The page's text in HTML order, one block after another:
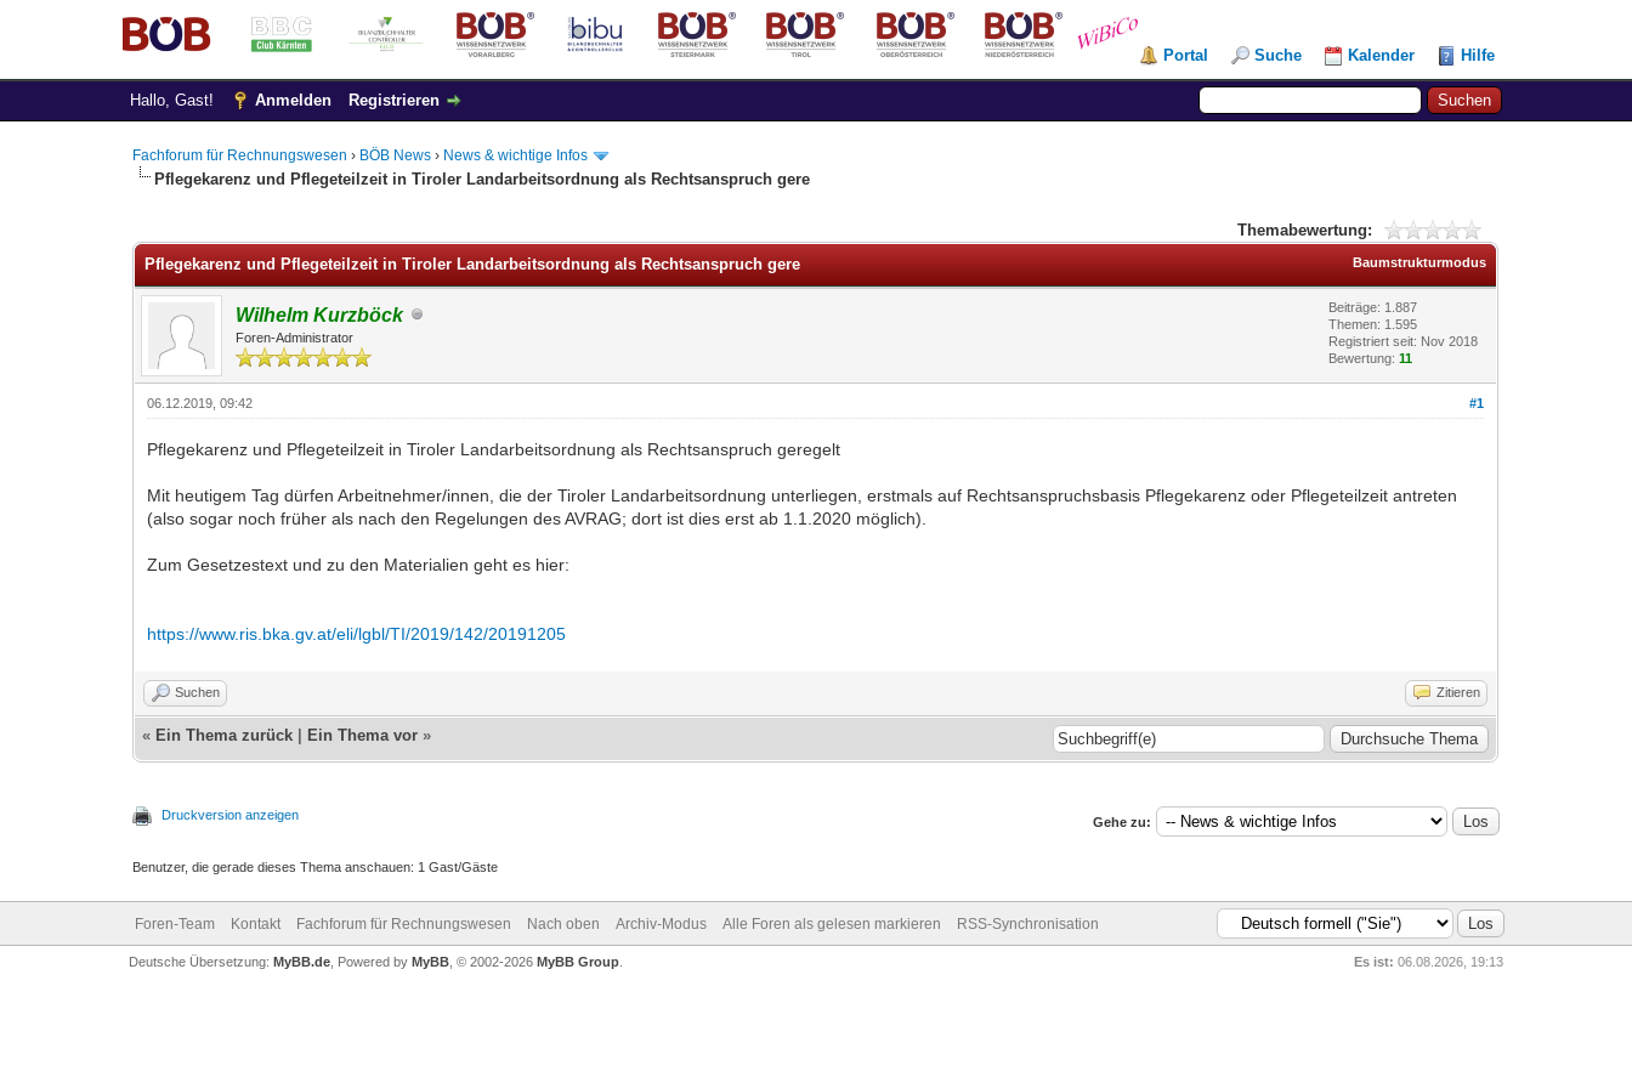
Portal Suche Kalender Hilfe
Hallo, Gast! Anmelden Registrieren
Fachforum für Rechnungswesen › BÖB News › News & wichtige Infos
Pflegekarenz und Pflegeteilzeit in Tiroler Landarbeitsordnung als Rechtsanspruch gere
Themabewertung:
Baumstrukturmodus
Pflegekarenz und Pflegeteilzeit in Tiroler Landarbeitsordnung als Rechtsanspruch gere
Wilhelm Kurzböck
Foren-Administrator
Beiträge: 1.887
Themen: 1.595
Registriert seit: Nov 2018
Bewertung:11
#1
06.12.2019, 09:42
Pflegekarenz und Pflegeteilzeit in Tiroler Landarbeitsordnung als Rechtsanspruch geregelt
Mit heutigem Tag dürfen Arbeitnehmer/innen, die der Tiroler Landarbeitsordnung unterliegen, erstmals auf Rechtsanspruchsbasis Pflegekarenz oder Pflegeteilzeit antreten
(also sogar noch früher als nach den Regelungen des AVRAG; dort ist dies erst ab 1.1.2020 möglich).
Zum Gesetzestext und zu den Materialien geht es hier:
https://www.ris.bka.gv.at/eli/lgbl/TI/2019/142/20191205
Suchen Zitieren
« Ein Thema zurück Ein Thema vor »
Druckversion anzeigen Gehe zu:
Benutzer, die gerade dieses Thema anschauen: 1 Gast/Gäste
Foren-Team Kontakt Fachforum für Rechnungswesen Nach oben Archiv-Modus Alle Foren als gelesen markieren RSS-Synchronisation
Es ist: 06.08.2026, 19:13
Deutsche Übersetzung: MyBB.de, Powered by MyBB, © 2002-2026 MyBB Group.